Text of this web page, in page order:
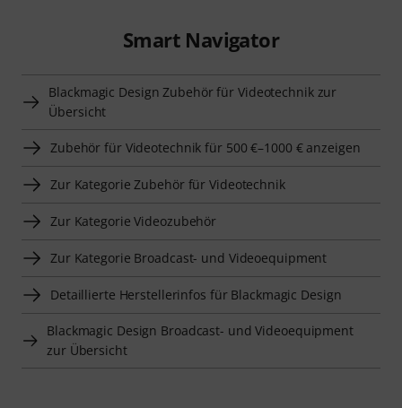
Smart Navigator
Blackmagic Design Zubehör für Videotechnik zur
Übersicht
Zubehör für Videotechnik für 500 €–1000 € anzeigen
Zur Kategorie Zubehör für Videotechnik
Zur Kategorie Videozubehör
Zur Kategorie Broadcast- und Videoequipment
Detaillierte Herstellerinfos für Blackmagic Design
Blackmagic Design Broadcast- und Videoequipment
zur Übersicht